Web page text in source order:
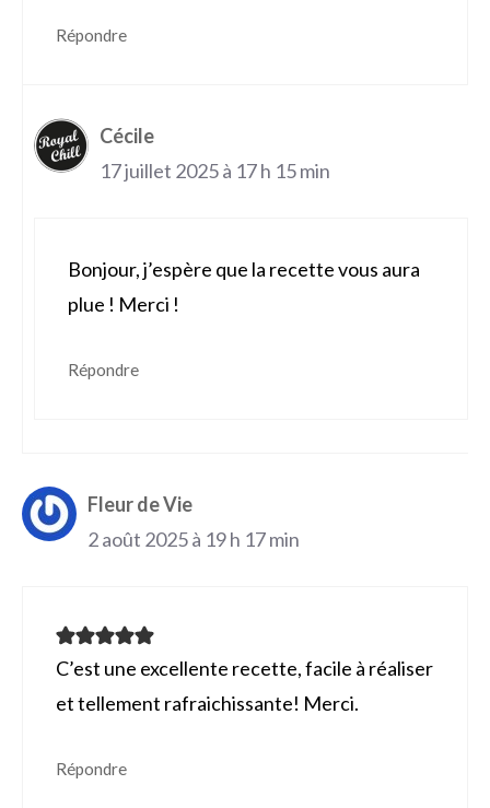
Répondre
Cécile
17 juillet 2025 à 17 h 15 min
Bonjour, j’espère que la recette vous aura
plue ! Merci !
Répondre
Fleur de Vie
2 août 2025 à 19 h 17 min
C’est une excellente recette, facile à réaliser
et tellement rafraichissante! Merci.
Répondre